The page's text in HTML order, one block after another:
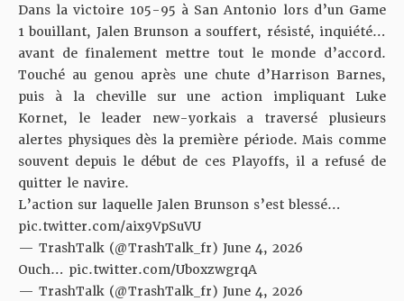
Dans la victoire 105-95 à San Antonio lors d’un Game
1 bouillant, Jalen Brunson a souffert, résisté, inquiété…
avant de finalement mettre tout le monde d’accord.
Touché au genou après une chute d’Harrison Barnes,
puis à la cheville sur une action impliquant Luke
Kornet, le leader new-yorkais a traversé plusieurs
alertes physiques dès la première période. Mais comme
souvent depuis le début de ces Playoffs, il a refusé de
quitter le navire.
L’action sur laquelle Jalen Brunson s’est blessé…
pic.twitter.com/aix9VpSuVU
— TrashTalk (@TrashTalk_fr) June 4, 2026
Ouch… pic.twitter.com/UboxzwgrqA
— TrashTalk (@TrashTalk_fr) June 4, 2026